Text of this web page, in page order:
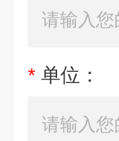
* 单位：